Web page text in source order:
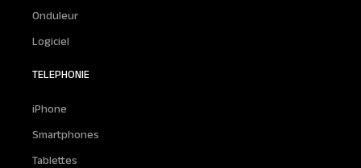
Onduleur
Logiciel
TELEPHONIE
iPhone
Smartphones
Tablettes